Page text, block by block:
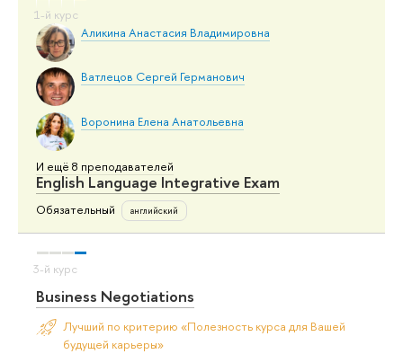
Аликина Анастасия Владимировна
Ватлецов Сергей Германович
Воронина Елена Анатольевна
И ещё 8 преподавателей
English Language Integrative Exam
Обязательный английский
Business Negotiations
Лучший по критерию «Полезность курса для Вашей
будущей карьеры»